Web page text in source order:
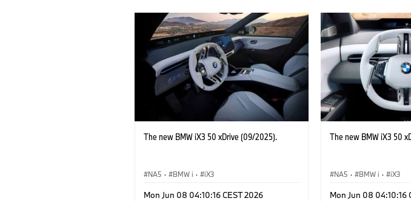
The new BMW iX3 50 xDrive (09/2025).
NA5 · BMW i · iX3
Mon Jun 08 04:10:16 CEST 2026
The new BMW iX3 50
NA5 · BMW i · iX3
Mon Jun 08 04:10:16